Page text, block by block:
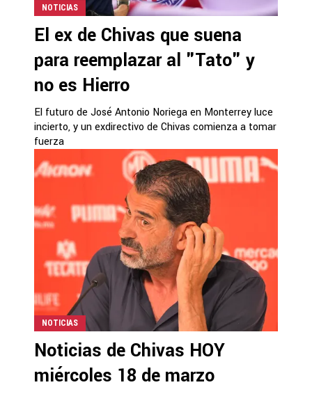
NOTICIAS
El ex de Chivas que suena
para reemplazar al "Tato" y
no es Hierro
El futuro de José Antonio Noriega en Monterrey luce
incierto, y un exdirectivo de Chivas comienza a tomar
fuerza
NOTICIAS
Noticias de Chivas HOY
miércoles 18 de marzo